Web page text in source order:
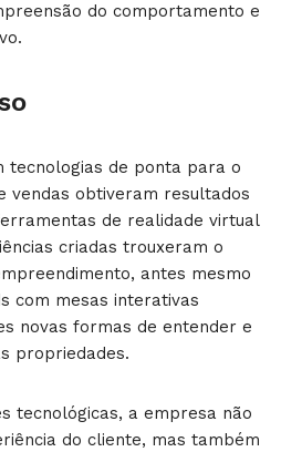
do comportamento e
tecnologias de ponta para o
vendas obtiveram resultados
de realidade virtual
criadas trouxeram o
antes mesmo
com mesas interativas
novas formas de entender e
propriedades.
tecnológicas, a empresa não
do cliente, mas também